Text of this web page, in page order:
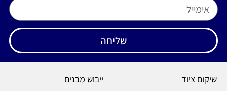
שליחה
שיקום ציוד
ייבוש מבנים